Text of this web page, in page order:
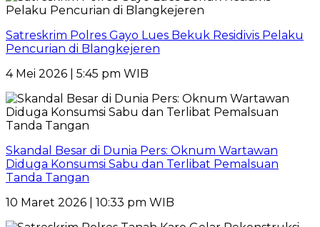
Satreskrim Polres Gayo Lues Bekuk Residivis Pelaku
Pencurian di Blangkejeren
4 Mei 2026 | 5:45 pm WIB
Skandal Besar di Dunia Pers: Oknum Wartawan
Diduga Konsumsi Sabu dan Terlibat Pemalsuan
Tanda Tangan
10 Maret 2026 | 10:33 pm WIB